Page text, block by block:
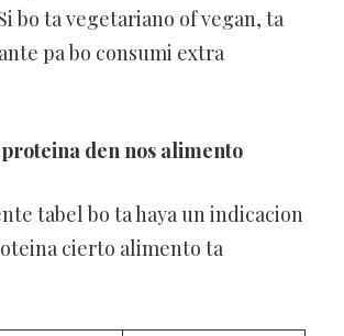
bo ta vegetariano of vegan, ta
pa bo consumi extra
den nos alimento
tabel bo ta haya un indicacion
cierto alimento ta